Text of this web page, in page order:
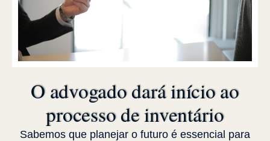
O advogado dará início ao
processo de inventário
Sabemos que planejar o futuro é essencial para